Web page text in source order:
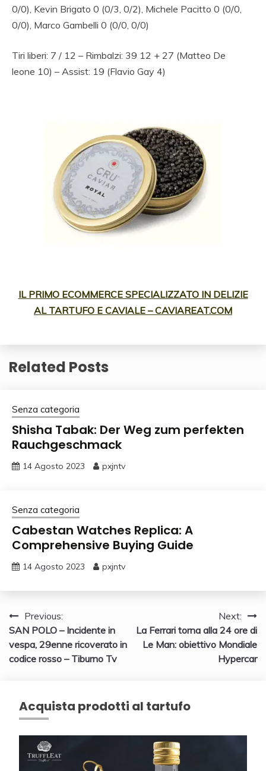
0/0), Kevin Brigato 0 (0/3, 0/2), Michele Pacitto 0 (0/0,
0/0), Marco Gambelli 0 (0/0, 0/0)
Tiri liberi: 7 / 12 – Rimbalzi: 39 12 + 27 (Matteo De
leone 10) – Assist: 19 (Flavio Gay 4)
IL PRIMO ECOMMERCE SPECIALIZZATO IN DELIZIE
AL TARTUFO E CAVIALE – CAVIAREAT.COM
Related Posts
Senza categoria
Shisha Tabak: Der Weg zum perfekten
Rauchgeschmack
14 Agosto 2023 pxjntv
Senza categoria
Cabestan Watches Replica: A
Comprehensive Buying Guide
14 Agosto 2023 pxjntv
Navigazione
articoli
Previous:
SAN POLO – Incidente in
vespa, 29enne ricoverato in
codice rosso – Tiburno Tv
Next:
La Ferrari torna alla 24 ore di
Le Man: obiettivo Mondiale
Hypercar
Acquista prodotti al tartufo